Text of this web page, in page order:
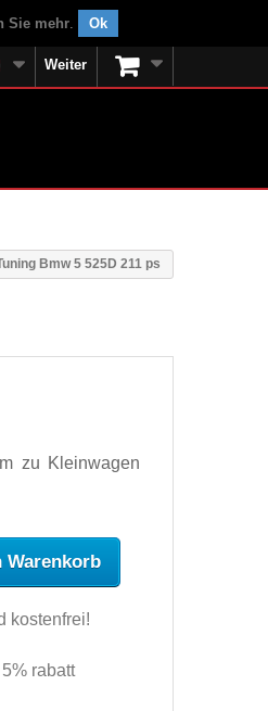
Sie mehr. Ok
Weiter
Bmw 5 525D 211 ps
zu Kleinwagen
Warenkorb
kostenfrei!
rabatt